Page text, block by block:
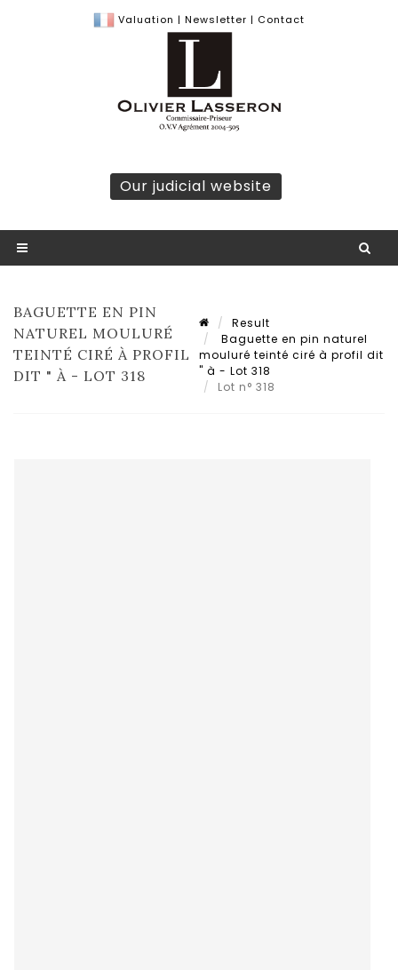
Valuation | Newsletter | Contact
Our judicial website
BAGUETTE EN PIN
NATUREL MOULURÉ
TEINTÉ CIRÉ À PROFIL
DIT " À - LOT 318
Result
Baguette en pin naturel
mouluré teinté ciré à profil dit
" à - Lot 318
Lot n° 318